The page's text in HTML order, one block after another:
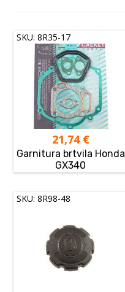
SKU: 8R35-17
21,74 €
Garnitura brtvila Honda
GX340
SKU: 8R98-48